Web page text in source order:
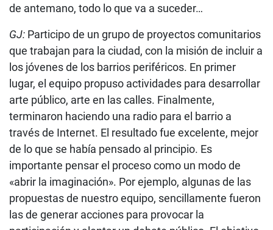
de antemano, todo lo que va a suceder…
GJ: Participo de un grupo de proyectos comunitarios
que trabajan para la ciudad, con la misión de incluir a
los jóvenes de los barrios periféricos. En primer
lugar, el equipo propuso actividades para desarrollar
arte público, arte en las calles. Finalmente,
terminaron haciendo una radio para el barrio a
través de Internet. El resultado fue excelente, mejor
de lo que se había pensado al principio. Es
importante pensar el proceso como un modo de
«abrir la imaginación». Por ejemplo, algunas de las
propuestas de nuestro equipo, sencillamente fueron
las de generar acciones para provocar la